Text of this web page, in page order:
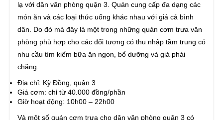
lạ với dân văn phòng quận 3. Quán cung cấp đa dạng các
món ăn và các loại thức uống khác nhau với giá cả bình
dân. Do đó mà đây là một trong những quán cơm trưa văn
phòng phù hợp cho các đối tượng có thu nhập tầm trung có
nhu cầu tìm kiếm bữa ăn ngon, bổ dưỡng và giá phải
chăng.
Địa chỉ: Kỳ Đồng, quận 3
Giá cơm: chỉ từ 40.000 đồng/phần
Giờ hoạt động: 10h00 – 22h00
Và một số quán cơm trưa cho dân văn phòng quận 3 có